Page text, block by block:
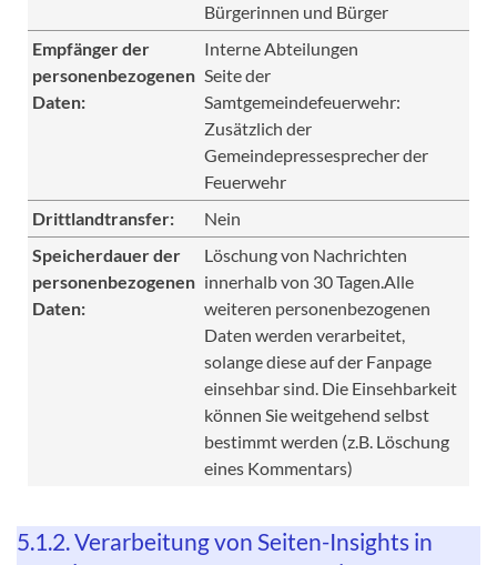
Bürgerinnen und Bürger
Empfänger der
personenbezogenen
Daten:
Interne Abteilungen
Seite der
Samtgemeindefeuerwehr:
Zusätzlich der
Gemeindepressesprecher der
Feuerwehr
Drittlandtransfer:
Nein
Speicherdauer der
personenbezogenen
Daten:
Löschung von Nachrichten
innerhalb von 30 Tagen.Alle
weiteren personenbezogenen
Daten werden verarbeitet,
solange diese auf der Fanpage
einsehbar sind. Die Einsehbarkeit
können Sie weitgehend selbst
bestimmt werden (z.B. Löschung
eines Kommentars)
5.1.2. Verarbeitung von Seiten-Insights in